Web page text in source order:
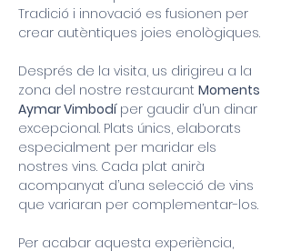
Tradició i innovació es fusionen per
crear autèntiques joies enològiques.
Després de la visita, us dirigireu a la
zona del nostre restaurant Moments
Aymar Vimbodí per gaudir d’un dinar
excepcional. Plats únics, elaborats
especialment per maridar els
nostres vins. Cada plat anirà
acompanyat d’una selecció de vins
que variaran per complementar-los.
Per acabar aquesta experiència,